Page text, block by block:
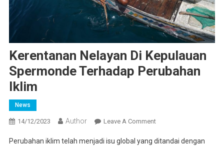
Kerentanan Nelayan Di Kepulauan
Spermonde Terhadap Perubahan
Iklim
News
14/12/2023 Author Leave A CommentOn
Nelayan
Perubahan iklim telah menjadi isu global yang ditandai dengan